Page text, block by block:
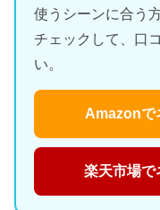
使うシーンに合う
チェックして、口
い。
Amazonで
楽天市場